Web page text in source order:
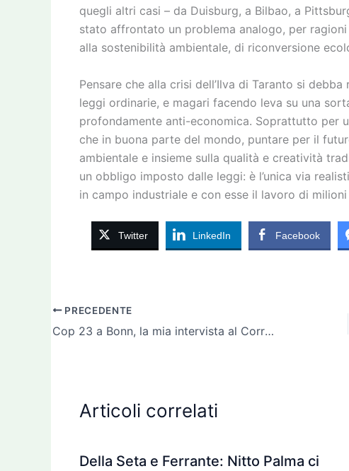
quegli altri casi – da Duisburg, a Bilbao, a
stato affrontato un problema analogo, per
alla sostenibilità ambientale, di riconversione
Pensare che alla crisi dell’Ilva di Taranto si
leggi ordinarie, e magari facendo leva su una
profondamente anti-economica. Soprattutto per
che in buona parte del mondo, puntare per il
ambientale e insieme sulla qualità e creatività
un obbligo imposto dalle leggi: è l’unica via
in campo industriale e con esse il lavoro di
Twitter LinkedIn Facebook
PRECEDENTE
Cop 23 a Bonn, la mia intervista al Corriere della Sera
Articoli correlati
Della Seta e Ferrante: Nitto Palma ci